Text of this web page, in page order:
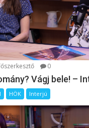
0
Vágj bele! –
HÖK Interjú